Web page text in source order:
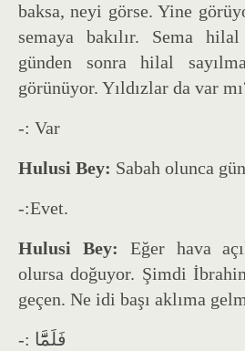
baksa, neyi görse. Yine
semaya bakılır. Sema
günden sonra hilal
görünüyor. Yıldızlar da var
-: Var
Hulusi Bey: Sabah olunca
-:Evet.
Hulusi Bey: Eğer hava
olursa doğuyor. Şimdi
geçen. Ne idi başı aklıma
-: فَلَمَّٓا